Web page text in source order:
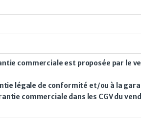
commerciale est proposée par le
légale de conformité et/ou à la
commerciale dans les CGV du